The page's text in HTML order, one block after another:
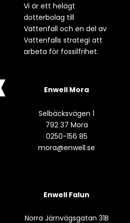
Vi är ett helägt
dotterbolag till
Vattenfall och en del av
Vattenfalls strategi att
arbeta för fossilfrihet.
Enwell Mora
Selbäcksvägen 1
792 37 Mora
0250-156 85
mora@enwell.se
Enwell Falun
Norra Järnvägsgatan 31B